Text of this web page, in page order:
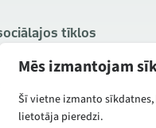
tīklos
par izdevīgām
Reizēm publicējam
Mēs izmantojam
Šī vietne izmanto
lietotāja pieredzi.